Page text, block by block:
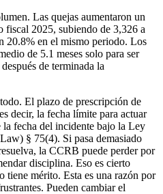
Las quejas aumentaron un
fiscal 2025, subiendo de 3,326 a
20.8% en el mismo periodo. Los
de 5.1 meses solo para ser
de terminada la
El plazo de prescripción de
decir, la fecha límite para actuar
la fecha del incidente bajo la Ley
§ 75(4). Si pasa demasiado
la CCRB puede perder por
disciplina. Eso es cierto
tiene mérito. Esta es una razón por
Pueden cambiar el